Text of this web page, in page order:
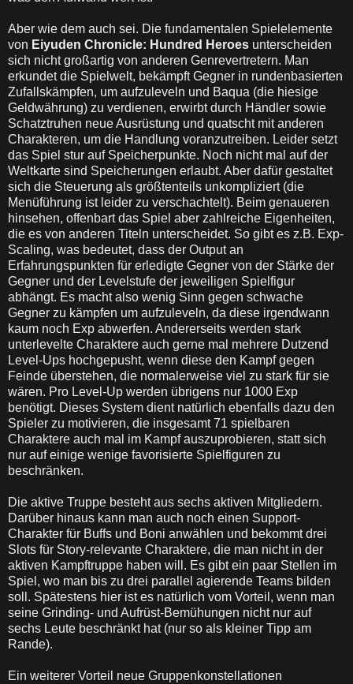
Aber wie dem auch sei. Die fundamentalen Spielelemente
von Eiyuden Chronicle: Hundred Heroes unterscheiden
sich nicht großartig von anderen Genrevertretern. Man
erkundet die Spielwelt, bekämpft Gegner in rundenbasierten
Zufallskämpfen, um aufzuleveln und Baqua (die hiesige
Geldwährung) zu verdienen, erwirbt durch Händler sowie
Schatztruhen neue Ausrüstung und quatscht mit anderen
Charakteren, um die Handlung voranzutreiben. Leider setzt
das Spiel stur auf Speicherpunkte. Noch nicht mal auf der
Weltkarte sind Speicherungen erlaubt. Aber dafür gestaltet
sich die Steuerung als größtenteils unkompliziert (die
Menüführung ist leider zu verschachtelt). Beim genaueren
hinsehen, offenbart das Spiel aber zahlreiche Eigenheiten,
die es von anderen Titeln unterscheidet. So gibt es z.B. Exp-
Scaling, was bedeutet, dass der Output an
Erfahrungspunkten für erledigte Gegner von der Stärke der
Gegner und der Levelstufe der jeweiligen Spielfigur
abhängt. Es macht also wenig Sinn gegen schwache
Gegner zu kämpfen um aufzuleveln, da diese irgendwann
kaum noch Exp abwerfen. Andererseits werden stark
unterlevelte Charaktere auch gerne mal mehrere Dutzend
Level-Ups hochgepusht, wenn diese den Kampf gegen
Feinde überstehen, die normalerweise viel zu stark für sie
wären. Pro Level-Up werden übrigens nur 1000 Exp
benötigt. Dieses System dient natürlich ebenfalls dazu den
Spieler zu motivieren, die insgesamt 71 spielbaren
Charaktere auch mal im Kampf auszuprobieren, statt sich
nur auf einige wenige favorisierte Spielfiguren zu
beschränken.
Die aktive Truppe besteht aus sechs aktiven Mitgliedern.
Darüber hinaus kann man auch noch einen Support-
Charakter für Buffs und Boni anwählen und bekommt drei
Slots für Story-relevante Charaktere, die man nicht in der
aktiven Kampftruppe haben will. Es gibt ein paar Stellen im
Spiel, wo man bis zu drei parallel agierende Teams bilden
soll. Spätestens hier ist es natürlich vom Vorteil, wenn man
seine Grinding- und Aufrüst-Bemühungen nicht nur auf
sechs Leute beschränkt hat (nur so als kleiner Tipp am
Rande).
Ein weiterer Vorteil neue Gruppenkonstellationen